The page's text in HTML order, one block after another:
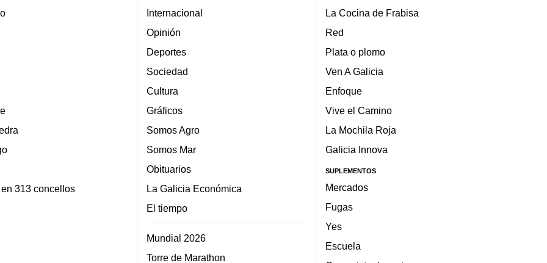
313 concellos
Internacional
Opinión
Deportes
Sociedad
Cultura
Gráficos
Somos Agro
Somos Mar
Obituarios
La Galicia Económica
El tiempo
Mundial 2026
Torre de Marathon
La Cocina de Frabisa
Red
Plata o plomo
Ven A Galicia
Enfoque
Vive el Camino
La Mochila Roja
Galicia Innova
SUPLEMENTOS
Mercados
Fugas
Yes
Escuela